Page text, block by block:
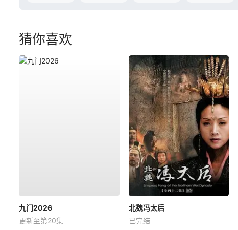
猜你喜欢
九门2026
更新至第20集
北魏冯太后
已完结